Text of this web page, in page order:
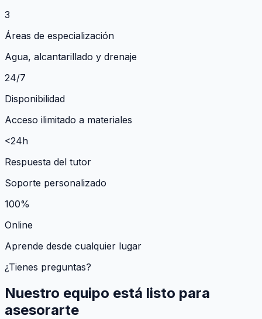
3
Áreas de especialización
Agua, alcantarillado y drenaje
24/7
Disponibilidad
Acceso ilimitado a materiales
<24h
Respuesta del tutor
Soporte personalizado
100%
Online
Aprende desde cualquier lugar
¿Tienes preguntas?
Nuestro equipo está listo para
asesorarte